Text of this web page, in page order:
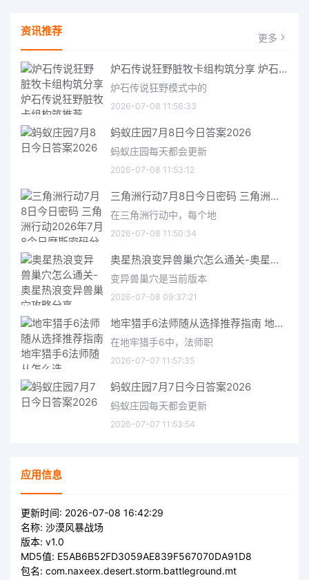
资讯推荐 更多
炉石传说狂野脏牧卡组构筑分享 炉石传说狂野脏牧卡组构筑推荐
炉石传说狂野模式中的
2026-07-08 11:56:33
蚂蚁庄园7月8日今日答案2026
蚂蚁庄园每天都会更新
2026-07-08 11:53:12
三角洲行动7月8日今日密码 三角洲行动2026年7月8今日摩斯密码分享
在三角洲行动中，每个地
2026-07-08 11:50:34
奥星热浪变异兽巢穴怎么通关-奥星热浪变异兽巢穴攻略分享
变异兽巢穴是当前版本
2026-07-08 09:37:21
地牢猎手6法师随从选择推荐指南 地牢猎手6法师随从怎么选
在地牢猎手6中，法师职
2026-07-07 11:57:35
蚂蚁庄园7月7日今日答案2026
蚂蚁庄园每天都会更新
2026-07-07 11:53:54
应用信息
更新时间: 2026-07-08 16:42:29
名称: 沙漠风暴战场
版本: v1.0
MD5值: E5AB6B52FD3059AE839F567070DA91D8
包名: com.naxeex.desert.storm.battleground.mt